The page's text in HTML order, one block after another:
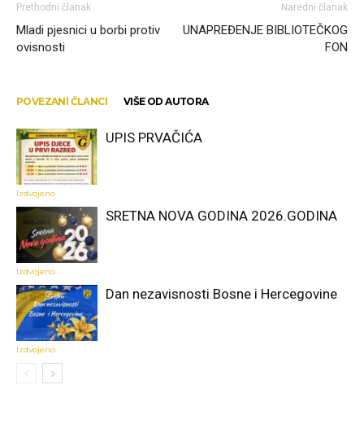
Prethodni članak
Mladi pjesnici u borbi protiv
ovisnosti
Naredni članak
UNAPREĐENJE BIBLIOTEČKOG
FON
POVEZANI ČLANCI VIŠE OD AUTORA
Izdvojeno
UPIS PRVAČIĆA
Izdvojeno
SRETNA NOVA GODINA 2026.GODINA
Izdvojeno
Dan nezavisnosti Bosne i Hercegovine